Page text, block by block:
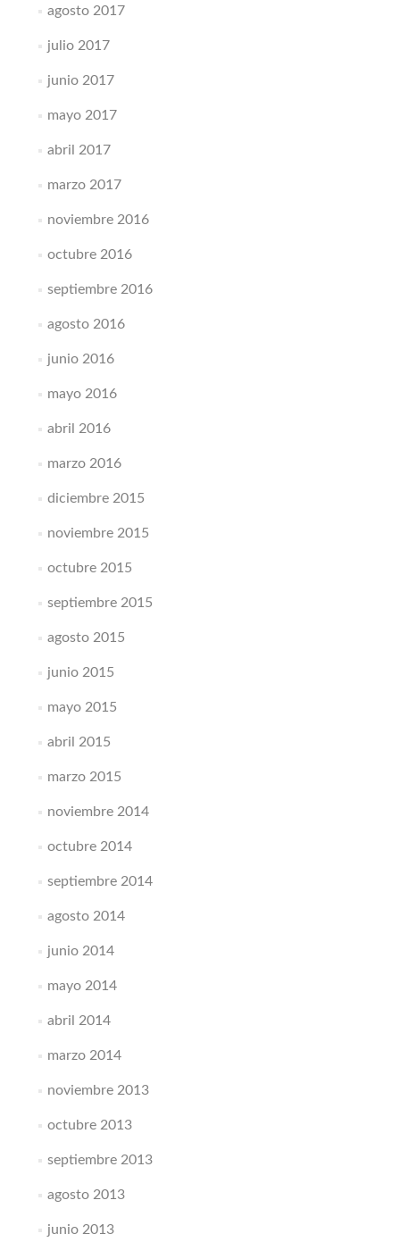
agosto 2017
julio 2017
junio 2017
mayo 2017
abril 2017
marzo 2017
noviembre 2016
octubre 2016
septiembre 2016
agosto 2016
junio 2016
mayo 2016
abril 2016
marzo 2016
diciembre 2015
noviembre 2015
octubre 2015
septiembre 2015
agosto 2015
junio 2015
mayo 2015
abril 2015
marzo 2015
noviembre 2014
octubre 2014
septiembre 2014
agosto 2014
junio 2014
mayo 2014
abril 2014
marzo 2014
noviembre 2013
octubre 2013
septiembre 2013
agosto 2013
junio 2013